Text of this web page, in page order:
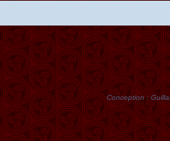
Conception :